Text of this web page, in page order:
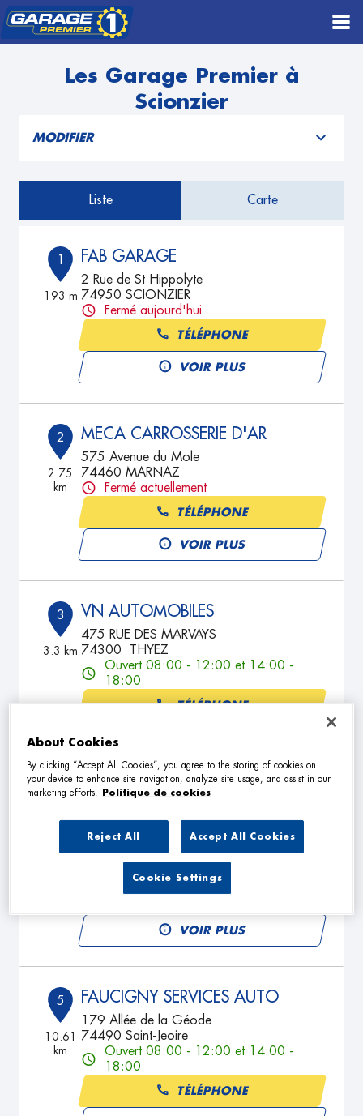
Les Garage Premier à
Scionzier
MODIFIER
Liste Carte
1
193 m
FAB GARAGE
2 Rue de St Hippolyte
74950 SCIONZIER
Fermé aujourd'hui
TÉLÉPHONE
VOIR PLUS
2
2.75
km
MECA CARROSSERIE D'AR
575 Avenue du Mole
74460 MARNAZ
Fermé actuellement
TÉLÉPHONE
VOIR PLUS
3
3.3 km
VN AUTOMOBILES
475 RUE DES MARVAYS
74300 THYEZ
Ouvert 08:00 - 12:00 et 14:00 -
18:00
TÉLÉPHONE
74440 MIEUSSY
18:00
TÉLÉPHONE
VOIR PLUS
5
10.61
km
FAUCIGNY SERVICES AUTO
179 Allée de la Géode
74490 Saint-Jeoire
Ouvert 08:00 - 12:00 et 14:00 -
18:00
TÉLÉPHONE
About Cookies
By clicking “Accept All Cookies”, you agree to the storing of cookies on
your device to enhance site navigation, analyze site usage, and assist in our
marketing efforts.
Politique de cookies
Reject All Accept All Cookies
Cookie Settings